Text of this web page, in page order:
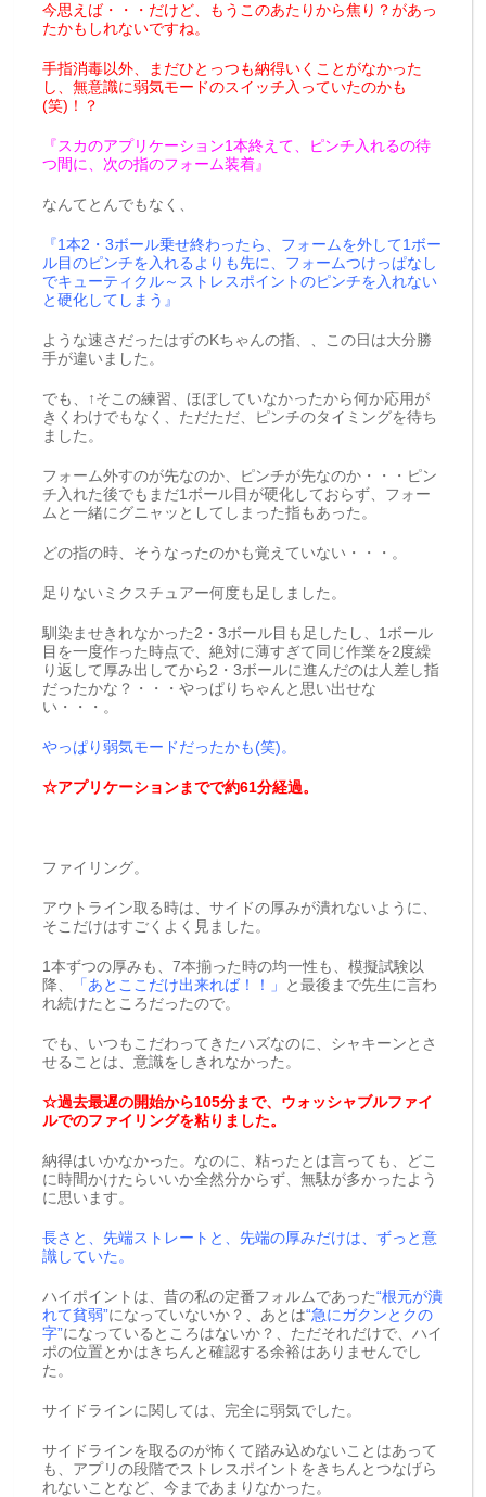
今思えば・・・だけど、もうこのあたりから焦り？があっ
たかもしれないですね。
手指消毒以外、まだひとっつも納得いくことがなかった
し、無意識に弱気モードのスイッチ入っていたのかも
(笑)！？
『スカのアプリケーション1本終えて、ピンチ入れるの待
つ間に、次の指のフォーム装着』
なんてとんでもなく、
『1本2・3ボール乗せ終わったら、フォームを外して1ボー
ル目のピンチを入れるよりも先に、フォームつけっぱなし
でキューティクル～ストレスポイントのピンチを入れない
と硬化してしまう』
ような速さだったはずのKちゃんの指、、この日は大分勝
手が違いました。
でも、↑そこの練習、ほぼしていなかったから何か応用が
きくわけでもなく、ただただ、ピンチのタイミングを待ち
ました。
フォーム外すのが先なのか、ピンチが先なのか・・・ピン
チ入れた後でもまだ1ボール目が硬化しておらず、フォー
ムと一緒にグニャッとしてしまった指もあった。
どの指の時、そうなったのかも覚えていない・・・。
足りないミクスチュアー何度も足しました。
馴染ませきれなかった2・3ボール目も足したし、1ボール
目を一度作った時点で、絶対に薄すぎて同じ作業を2度繰
り返して厚み出してから2・3ボールに進んだのは人差し指
だったかな？・・・やっぱりちゃんと思い出せな
い・・・。
やっぱり弱気モードだったかも(笑)。
☆アプリケーションまでで約61分経過。
ファイリング。
アウトライン取る時は、サイドの厚みが潰れないように、
そこだけはすごくよく見ました。
1本ずつの厚みも、7本揃った時の均一性も、模擬試験以
降、
「あとここだけ出来れば！！」 と最後まで先生に言わ
れ続けたところだったので。
でも、いつもこだわってきたハズなのに、シャキーンとさ
せることは、意識をしきれなかった。
☆過去最遅の開始から105分まで、ウォッシャブルファイ
ルでのファイリングを粘りました。
納得はいかなかった。なのに、粘ったとは言っても、どこ
に時間かけたらいいか全然分からず、無駄が多かったよう
に思います。
長さと、先端ストレートと、先端の厚みだけは、ずっと意
識していた。
ハイポイントは、昔の私の定番フォルムであった“根元が潰
れて貧弱”になっていないか？、あとは“急にガクンとクの
字”になっているところはないか？、ただそれだけで、ハイ
ポの位置とかはきちんと確認する余裕はありませんでし
た。
サイドラインに関しては、完全に弱気でした。
サイドラインを取るのが怖くて踏み込めないことはあって
も、アプリの段階でストレスポイントをきちんとつなげら
れないことなど、今まであまりなかった。